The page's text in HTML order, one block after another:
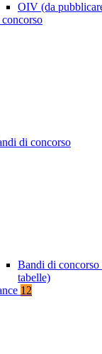
OIV (da
di concorso
Bandi di
tabelle)
12